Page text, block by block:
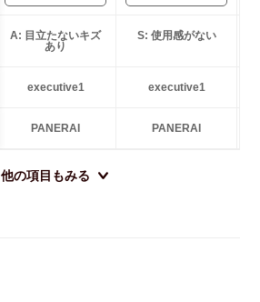
A: 目立たないキズ
あり
S: 使用感がない
executive1 executive1
PANERAI PANERAI
他の項目もみる